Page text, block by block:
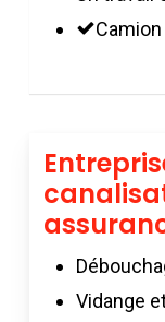
Vidange